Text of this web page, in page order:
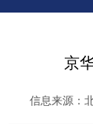
京
信息来源：